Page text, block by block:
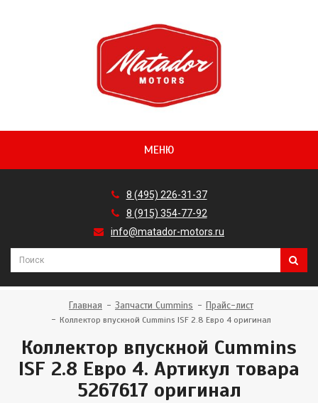
МЕНЮ
8 (495) 226-31-37
8 (915) 354-77-92
info@matador-motors.ru
Главная Запчасти Cummins Прайс-лист
Коллектор впускной Cummins ISF 2.8 Евро 4 оригинал
Коллектор впускной Cummins
ISF 2.8 Евро 4. Артикул товара
5267617 оригинал